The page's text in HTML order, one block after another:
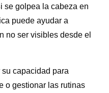
se golpea la cabeza en
puede ayudar a
no ser visibles desde el
capacidad para
o gestionar las rutinas